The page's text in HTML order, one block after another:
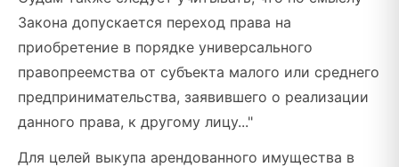
Закона допускается переход права на
приобретение в порядке универсального
правопреемства от субъекта малого или среднего
предпринимательства, заявившего о реализации
данного права, к другому лицу..."
Для целей выкупа арендованного имущества в